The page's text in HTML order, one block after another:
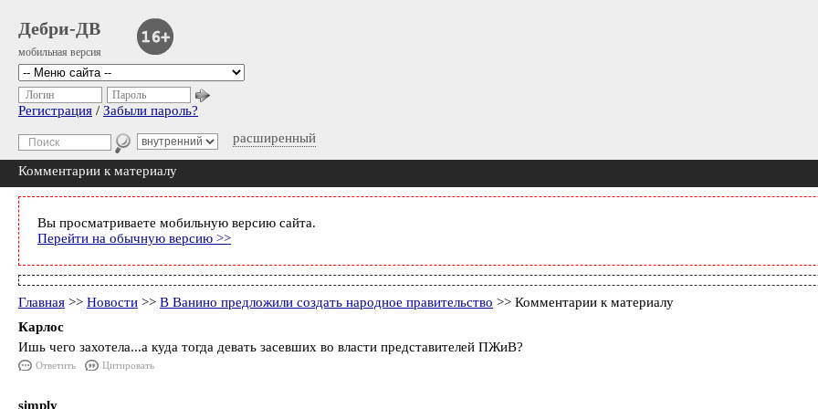
Дебри-ДВ
мобильная версия
расширенный
Логин Пароль
Регистрация / Забыли пароль?
Комментарии к материалу
Вы просматриваете мобильную версию сайта.
Перейти на обычную версию >>
Главная >> Новости >> В Ванино предложили создать народное правительство >> Комментарии к материалу
Карлос
Ишь чего захотела...а куда тогда девать засевших во власти представителей ПЖиВ?
Ответить Цитировать
simply